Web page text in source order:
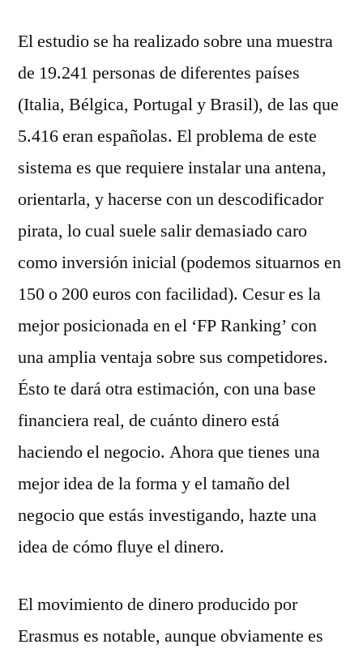
El estudio se ha realizado sobre una muestra
de 19.241 personas de diferentes países
(Italia, Bélgica, Portugal y Brasil), de las que
5.416 eran españolas. El problema de este
sistema es que requiere instalar una antena,
orientarla, y hacerse con un descodificador
pirata, lo cual suele salir demasiado caro
como inversión inicial (podemos situarnos en
150 o 200 euros con facilidad). Cesur es la
mejor posicionada en el ‘FP Ranking’ con
una amplia ventaja sobre sus competidores.
Ésto te dará otra estimación, con una base
financiera real, de cuánto dinero está
haciendo el negocio. Ahora que tienes una
mejor idea de la forma y el tamaño del
negocio que estás investigando, hazte una
idea de cómo fluye el dinero.
El movimiento de dinero producido por
Erasmus es notable, aunque obviamente es